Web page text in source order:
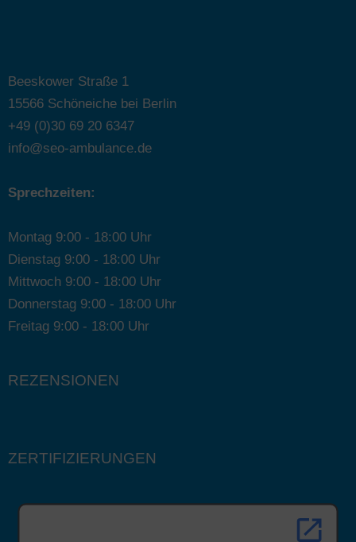
Beeskower Straße 1
15566 Schöneiche bei Berlin
+49 (0)30 69 20 6347
info@seo-ambulance.de
Sprechzeiten:
Montag 9:00 - 18:00 Uhr
Dienstag 9:00 - 18:00 Uhr
Mittwoch 9:00 - 18:00 Uhr
Donnerstag 9:00 - 18:00 Uhr
Freitag 9:00 - 18:00 Uhr
REZENSIONEN
ZERTIFIZIERUNGEN